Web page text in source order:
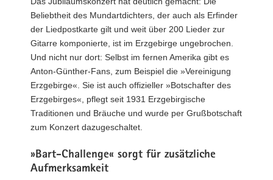
Beliebtheit des Mundartdichters, der auch als Erfinder
der Liedpostkarte gilt und weit über 200 Lieder zur
Gitarre komponierte, ist im Erzgebirge ungebrochen.
Und nicht nur dort: Selbst im fernen Amerika gibt es
Anton-Günther-Fans, zum Beispiel die »Vereinigung
Erzgebirge«. Sie ist auch offizieller »Botschafter des
Erzgebirges«, pflegt seit 1931 Erzgebirgische
Traditionen und Bräuche und wurde per Grußbotschaft
zum Konzert dazugeschaltet.
»Bart-Challenge« sorgt für zusätzliche
Aufmerksamkeit